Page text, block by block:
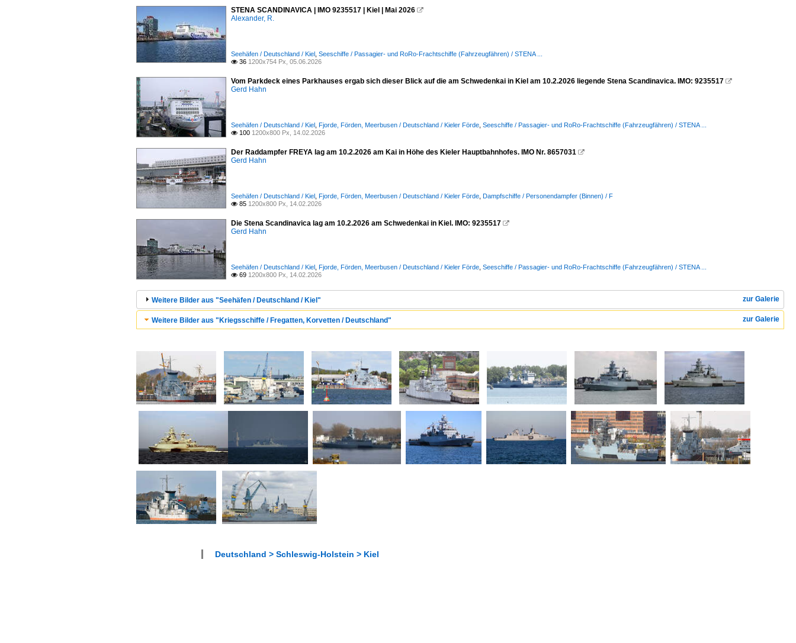
STENA SCANDINAVICA | IMO 9235517 | Kiel | Mai 2026 
Alexander, R.
Seehäfen / Deutschland / Kiel Seeschiffe / Passagier- und RoRo-Frachtschiffe (Fahrzeugfähren) / STENA ...
 36 1200x754 Px, 05.06.2026
Vom Parkdeck eines Parkhauses ergab sich dieser Blick auf die am Schwedenkai in Kiel am 10.2.2026 liegende Stena Scandinavica. IMO: 9235517 
Gerd Hahn
Seehäfen / Deutschland / Kiel Fjorde, Förden, Meerbusen / Deutschland / Kieler Förde Seeschiffe / Passagier- und RoRo-Frachtschiffe (Fahrzeugfähren) / STENA ...
 100 1200x800 Px, 14.02.2026
Der Raddampfer FREYA lag am 10.2.2026 am Kai in Höhe des Kieler Hauptbahnhofes. IMO Nr. 8657031 
Gerd Hahn
Seehäfen / Deutschland / Kiel Fjorde, Förden, Meerbusen / Deutschland / Kieler Förde Dampfschiffe / Personendampfer (Binnen) / F
 85 1200x800 Px, 14.02.2026
Die Stena Scandinavica lag am 10.2.2026 am Schwedenkai in Kiel. IMO: 9235517 
Gerd Hahn
Seehäfen / Deutschland / Kiel Fjorde, Förden, Meerbusen / Deutschland / Kieler Förde Seeschiffe / Passagier- und RoRo-Frachtschiffe (Fahrzeugfähren) / STENA ...
 69 1200x800 Px, 14.02.2026
zur Galerie
Weitere Bilder aus "Seehäfen / Deutschland / Kiel"
zur Galerie
Weitere Bilder aus "Kriegsschiffe / Fregatten, Korvetten / Deutschland"
Deutschland > Schleswig-Holstein > Kiel